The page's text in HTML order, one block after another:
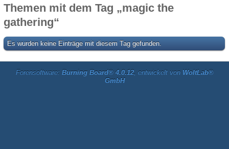
Themen mit dem Tag „magic the
gathering“
Es wurden keine Einträge mit diesem Tag gefunden.
Forensoftware: Burning Board® 4.0.12, entwickelt von WoltLab®
GmbH